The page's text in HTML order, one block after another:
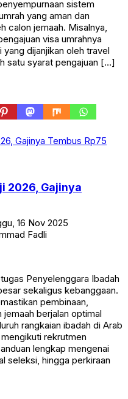
sistem
yang aman dan
calon jemaah. Misalnya,
visa umrahnya
dijanjikan oleh travel
satu syarat pengajuan […]
2026, Gajinya
16 Nov 2025
Fadli
Penyelenggara Ibadah
sekaligus kebanggaan.
pembinaan,
jemaah berjalan optimal
rangkaian ibadah di Arab
rekrutmen
lengkap mengenai
seleksi, hingga perkiraan